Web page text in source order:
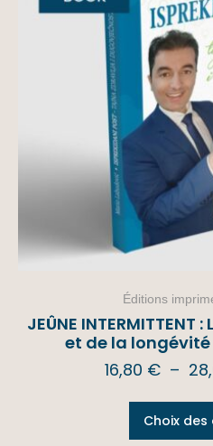
Éditions
JEÛNE
et de la
16,80 € –
Choix